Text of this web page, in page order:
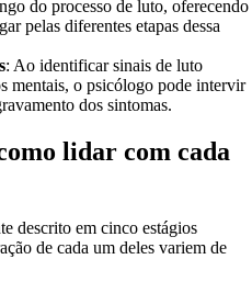
do processo de luto, oferecendo
pelas diferentes etapas dessa
: Ao identificar sinais de luto
mentais, o psicólogo pode intervir
dos sintomas.
lidar com cada
descrito em cinco estágios
de cada um deles variem de